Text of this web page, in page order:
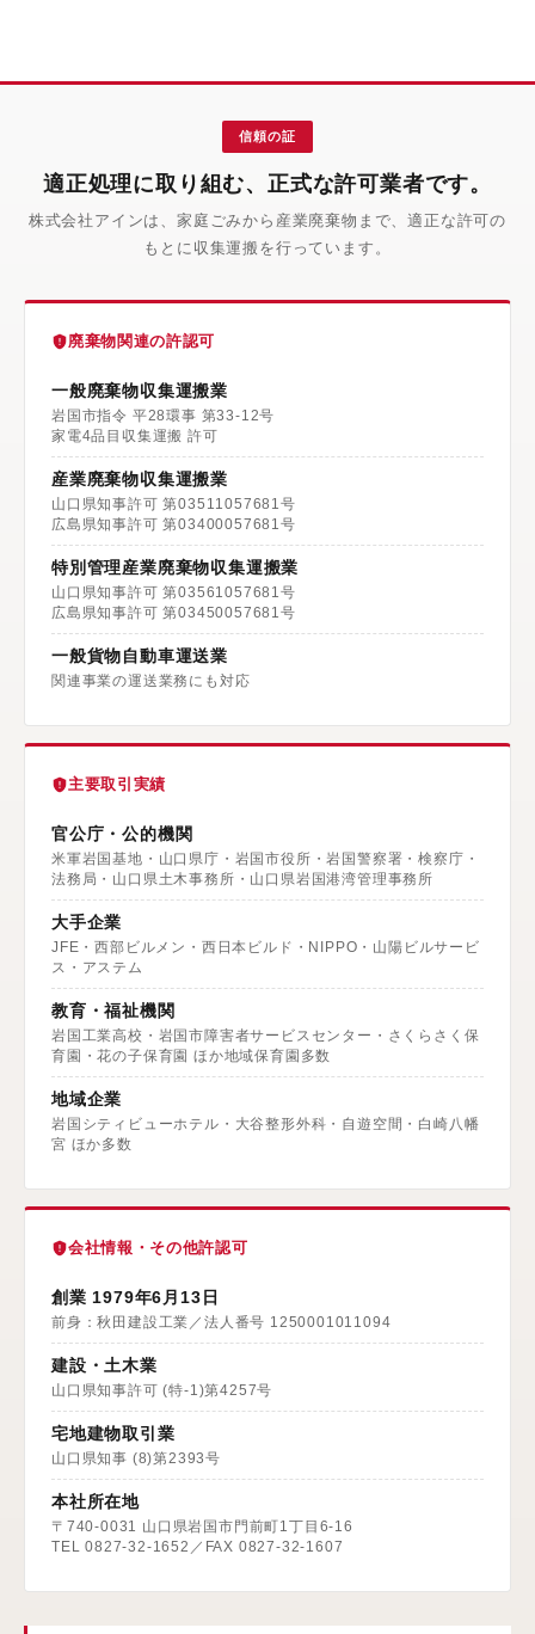
信頼の証
適正処理に取り組む、正式な許可業者です。
株式会社アインは、家庭ごみから産業廃棄物まで、適正な許可の
もとに収集運搬を行っています。
廃棄物関連の許認可
一般廃棄物収集運搬業
岩国市指令 平28環事 第33-12号
家電4品目収集運搬 許可
産業廃棄物収集運搬業
山口県知事許可 第03511057681号
広島県知事許可 第03400057681号
特別管理産業廃棄物収集運搬業
山口県知事許可 第03561057681号
広島県知事許可 第03450057681号
一般貨物自動車運送業
関連事業の運送業務にも対応
主要取引実績
官公庁・公的機関
米軍岩国基地・山口県庁・岩国市役所・岩国警察署・検察庁・
法務局・山口県土木事務所・山口県岩国港湾管理事務所
大手企業
JFE・西部ビルメン・西日本ビルド・NIPPO・山陽ビルサービ
ス・アステム
教育・福祉機関
岩国工業高校・岩国市障害者サービスセンター・さくらさく保
育園・花の子保育園 ほか地域保育園多数
地域企業
岩国シティビューホテル・大谷整形外科・自遊空間・白崎八幡
宮 ほか多数
会社情報・その他許認可
創業 1979年6月13日
前身：秋田建設工業／法人番号 1250001011094
建設・土木業
山口県知事許可 (特-1)第4257号
宅地建物取引業
山口県知事 (8)第2393号
本社所在地
〒740-0031 山口県岩国市門前町1丁目6-16
TEL 0827-32-1652／FAX 0827-32-1607